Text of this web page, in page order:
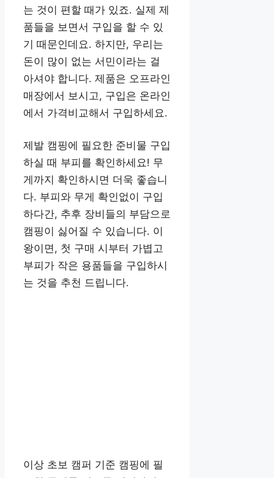
는 것이 편할 때가 있죠. 실제 제
품들을 보면서 구입을 할 수 있
기 때문인데요. 하지만, 우리는
돈이 많이 없는 서민이라는 걸
아셔야 합니다. 제품은 오프라인
매장에서 보시고, 구입은 온라인
에서 가격비교해서 구입하세요.
제발 캠핑에 필요한 준비물 구입
하실 때 부피를 확인하세요! 무
게까지 확인하시면 더욱 좋습니
다. 부피와 무게 확인없이 구입
하다간, 추후 장비들의 부담으로
캠핑이 싫어질 수 있습니다. 이
왕이면, 첫 구매 시부터 가볍고
부피가 작은 용품들을 구입하시
는 것을 추천 드립니다.
이상 초보 캠퍼 기준 캠핑에 필